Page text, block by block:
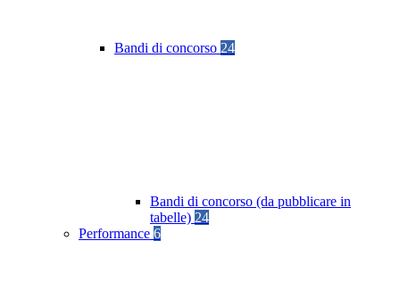
Bandi di concorso 24
Bandi di concorso (da pubblicare in
tabelle) 24
Performance 6